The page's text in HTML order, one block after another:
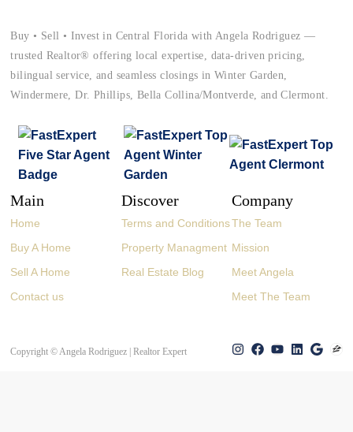
Buy • Sell • Invest in Central Florida with Angela Rodriguez —
trusted Realtor® offering local expertise, data-driven pricing,
bilingual service, and seamless closings in Winter Garden,
Windermere, Dr. Phillips, Bella Collina/Montverde, and Clermont.
Main
Home
Buy A Home
Sell A Home
Contact us
Discover
Terms and Conditions
Property Managment
Real Estate Blog
Company
The Team
Mission
Meet Angela
Meet The Team
Copyright © Angela Rodriguez | Realtor Expert